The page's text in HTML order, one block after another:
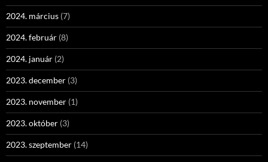
2024. március (7)
2024. február (8)
2024. január (2)
2023. december (3)
2023. november (1)
2023. október (3)
2023. szeptember (14)